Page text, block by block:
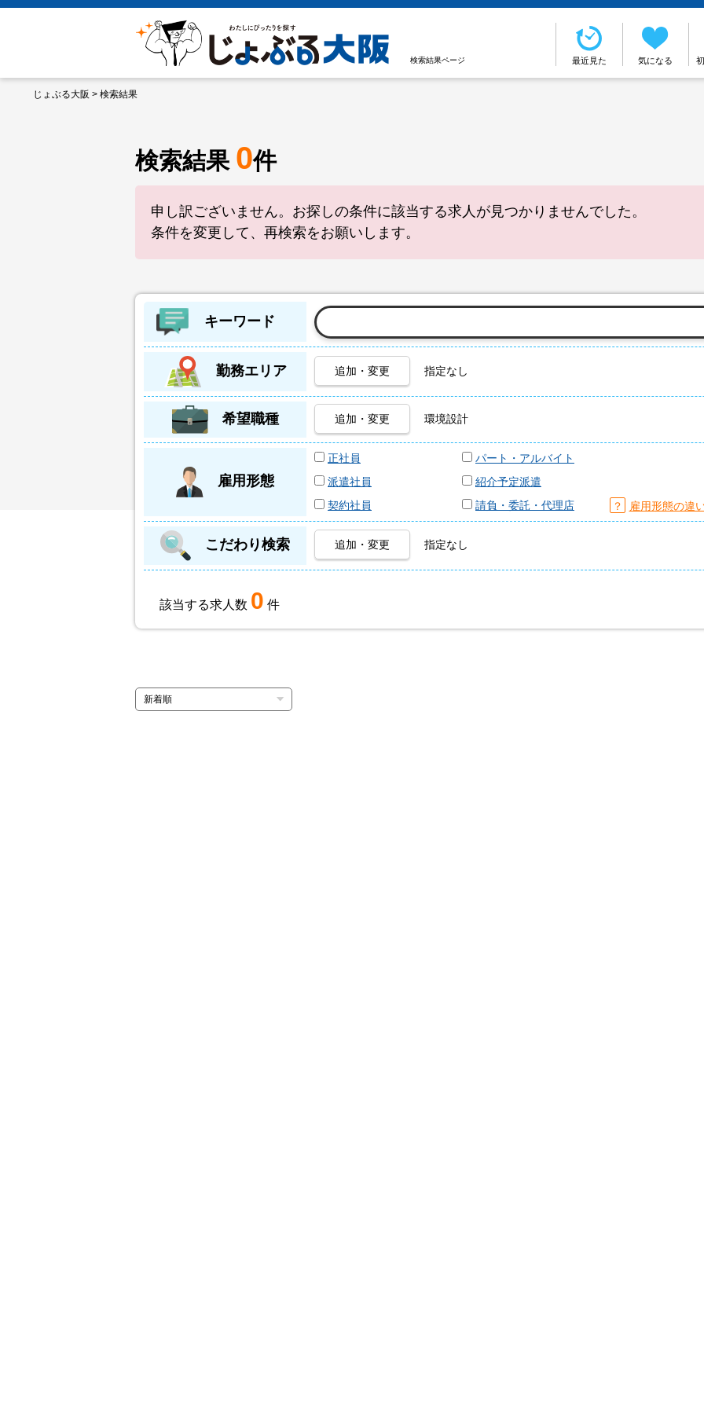
検索結果ページ 最近見た 気になる
じょぶる大阪 > 検索結果
検索結果 0件
申し訳ございません。お探しの条件に該当する求人が見つかりませんでした。
条件を変更して、再検索をお願いします。
キーワード
勤務エリア 追加・変更 指定なし
希望職種 追加・変更 環境設計
雇用形態
正社員
パート・アルバイト
派遣社員
紹介予定派遣
契約社員
請負・委託・代理店 ？ 雇用形態の違
こだわり検索 追加・変更 指定なし
該当する求人数 0 件